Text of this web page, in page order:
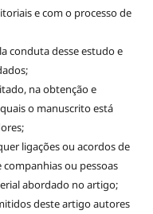
e com o processo de
conduta desse estudo e
na obtenção e
o manuscrito está
ligações ou acordos de
ou pessoas
abordado no artigo;
deste artigo autores